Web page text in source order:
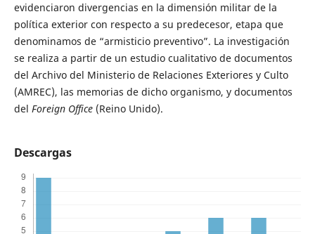
evidenciaron divergencias en la dimensión militar de la
política exterior con respecto a su predecesor, etapa que
denominamos de “armisticio preventivo”. La investigación
se realiza a partir de un estudio cualitativo de documentos
del Archivo del Ministerio de Relaciones Exteriores y Culto
(AMREC), las memorias de dicho organismo, y documentos
del Foreign Office(Reino Unido).
Descargas